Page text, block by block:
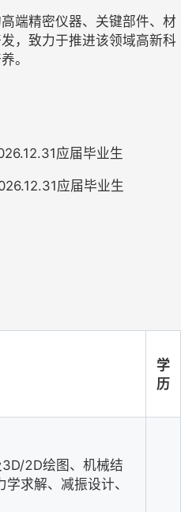
端精密仪器、关键部件、材
，致力于推进该领域高新科
。
应届毕业生
应届毕业生
学
历
2D绘图、机械结
求解、减振设计、